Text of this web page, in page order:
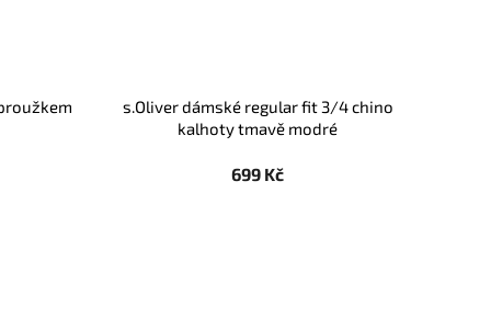
s.Oliver dámské regular fit 3/4 chino
kalhoty tmavě modré
699 Kč